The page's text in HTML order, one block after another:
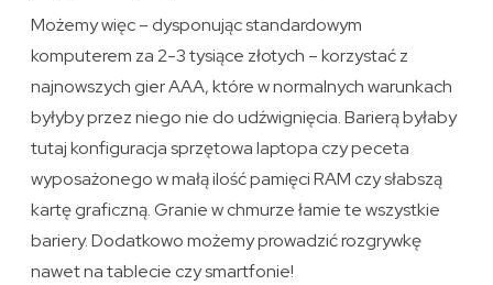
Możemy więc – dysponując standardowym
komputerem za 2-3 tysiące złotych – korzystać z
najnowszych gier AAA, które w normalnych warunkach
byłyby przez niego nie do udźwignięcia. Barierą byłaby
tutaj konfiguracja sprzętowa laptopa czy peceta
wyposażonego w małą ilość pamięci RAM czy słabszą
kartę graficzną. Granie w chmurze łamie te wszystkie
bariery. Dodatkowo możemy prowadzić rozgrywkę
nawet na tablecie czy smartfonie!